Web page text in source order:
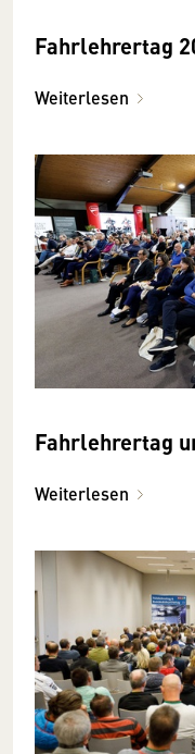
Fahrlehrertag
Weiterlesen
Fahrlehrertag
Weiterlesen